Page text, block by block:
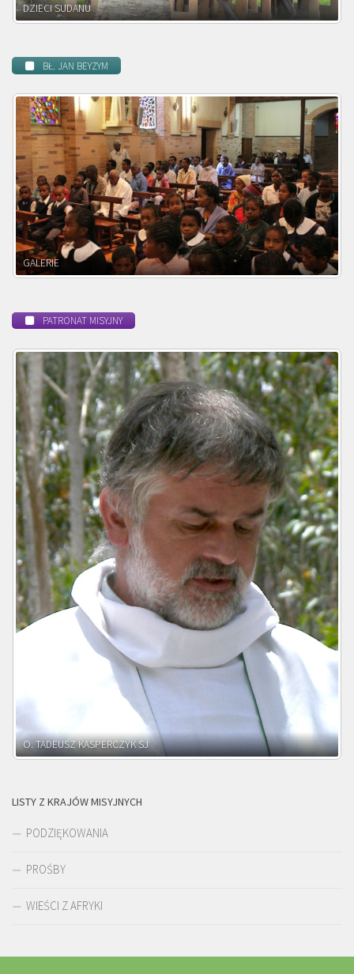
DZIECI ZAMBII
BŁ. JAN BEYZYM
POWOŁANIE MISYJNE
PATRONAT MISYJNY
O. ADNRZEJ LEŚNIARA SJ
LISTY Z KRAJÓW MISYJNYCH
PODZIĘKOWANIA
PROŚBY
WIEŚCI Z AFRYKI